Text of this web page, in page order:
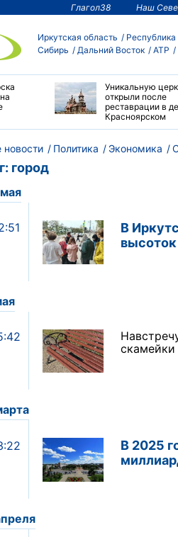
Глагол38 Наш
Иркутская область Республика
Сибирь
Дальний Восток АТР
Уникальную
открыли после
реставрации в
Красноярском
новости Политика Экономика
город
В
В 2025